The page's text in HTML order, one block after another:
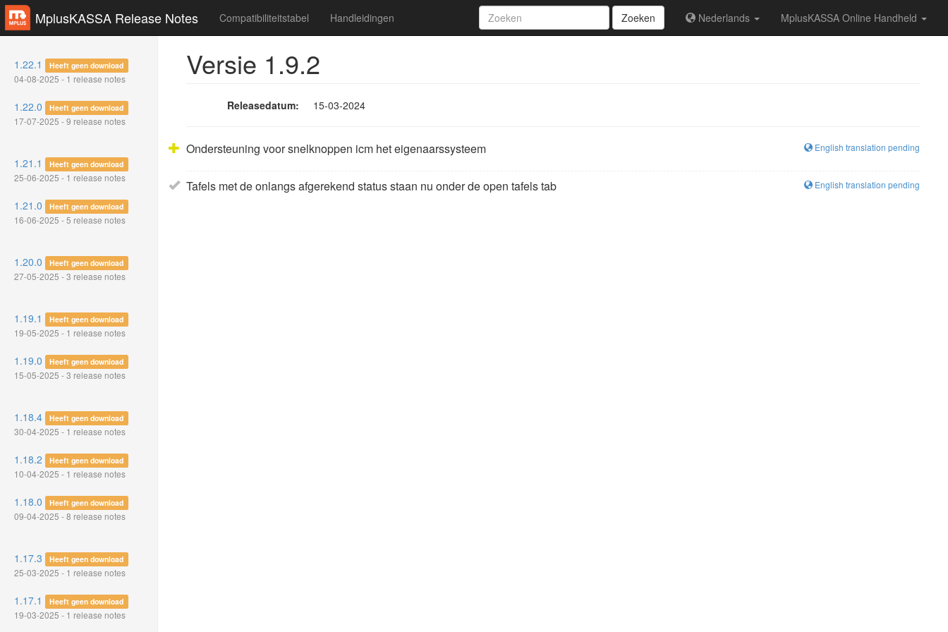
MplusKASSA Release Notes Zoeken Nederlands MplusKASSA Online Handheld
Compatibiliteitstabel Handleidingen
1.22.1 Heeft geen download
04-08-2025 - 1 release notes
1.22.0 Heeft geen download
17-07-2025 - 9 release notes
1.21.1 Heeft geen download
25-06-2025 - 1 release notes
1.21.0 Heeft geen download
16-06-2025 - 5 release notes
1.20.0 Heeft geen download
27-05-2025 - 3 release notes
1.19.1 Heeft geen download
19-05-2025 - 1 release notes
1.19.0 Heeft geen download
15-05-2025 - 3 release notes
1.18.4 Heeft geen download
30-04-2025 - 1 release notes
1.18.2 Heeft geen download
10-04-2025 - 1 release notes
1.18.0 Heeft geen download
09-04-2025 - 8 release notes
1.17.3 Heeft geen download
25-03-2025 - 1 release notes
1.17.1 Heeft geen download
19-03-2025 - 1 release notes
Versie 1.9.2
Releasedatum: 15-03-2024
English translation pending
Ondersteuning voor snelknoppen icm het eigenaarssysteem
English translation pending
Tafels met de onlangs afgerekend status staan nu onder de open tafels tab